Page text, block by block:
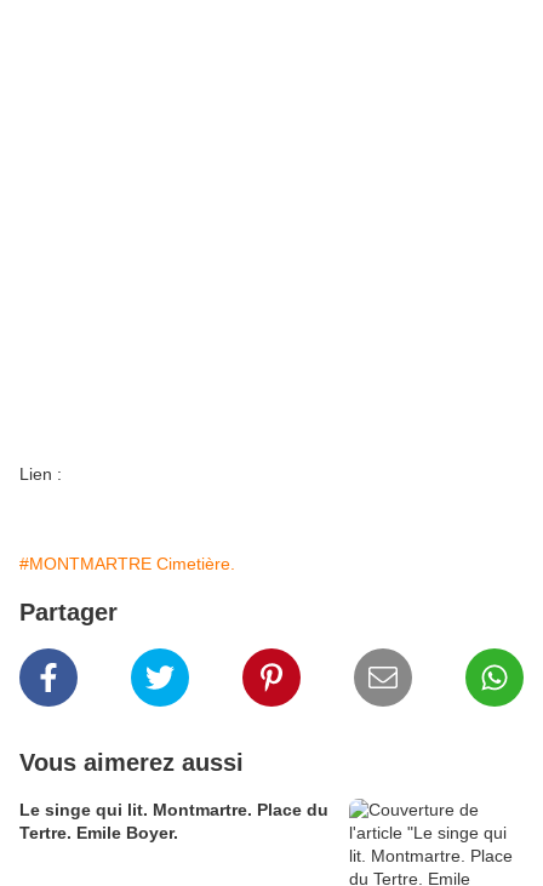
Lien :
#MONTMARTRE Cimetière.
Partager
Vous aimerez aussi
Le singe qui lit. Montmartre. Place du
Tertre. Emile Boyer.